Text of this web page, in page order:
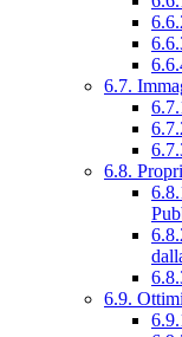
6.7.
6.8.
6.9.